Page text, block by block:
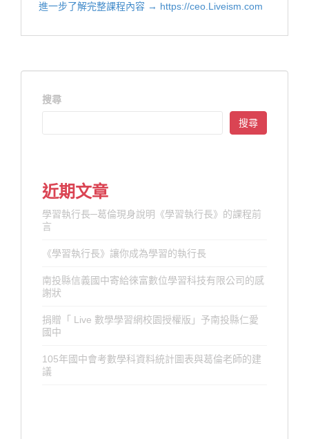
進一步了解完整課程內容 → https://ceo.Liveism.com
搜尋
搜尋
近期文章
學習執行長─葛倫現身說明《學習執行長》的課程前
言
《學習執行長》讓你成為學習的執行長
南投縣信義國中寄給徠富數位學習科技有限公司的感
謝狀
捐贈「 Live 數學學習網校園授權版」予南投縣仁愛
國中
105年國中會考數學科資料統計圖表與葛倫老師的建
議